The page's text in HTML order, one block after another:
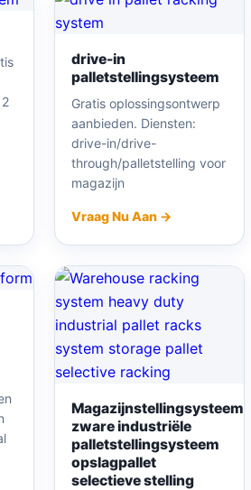
drive-in
palletstellingsysteem
Gratis oplossingsontwerp
aanbieden. Diensten:
drive-in/drive-
through/palletstelling voor
magazijn
Vraag Nu Aan →
Magazijnstellingsysteem
zware industriële
palletstellingsysteem
opslagpallet
selectieve stelling